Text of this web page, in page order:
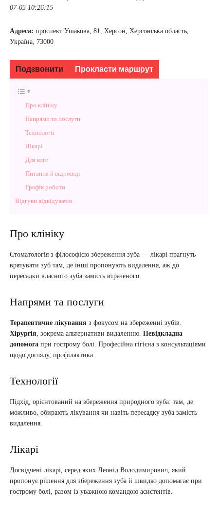
07-05 10:26:15
Адреса: проспект Ушакова, 81, Херсон, Херсонська область,
Україна, 73000
Подзвонити Прокласти маршрут
Про клініку
Напрями та послуги
Технології
Лікарі
Для кого
Питання й відповіді
Графік роботи
Відгуки відвідувачів
Про клініку
Стоматологія з філософією збереження зуба — лікарі прагнуть
врятувати зуб там, де інші пропонують видалення, аж до
пересадки власного зуба замість втраченого.
Напрями та послуги
Терапевтичне лікування з фокусом на збереженні зубів.
Хірургія, зокрема альтернативи видаленню. Невідкладна
допомога при гострому болі. Професійна гігієна з консультаціями
щодо догляду, профілактика.
Технології
Підхід, орієнтований на збереження природного зуба: там, де
можливо, обирають лікування чи навіть пересадку зуба замість
видалення.
Лікарі
Досвідчені лікарі, серед яких Леонід Володимирович, який
пропонує рішення для збереження зуба й швидко допомагає при
гострому болі, разом із уважною командою асистентів.